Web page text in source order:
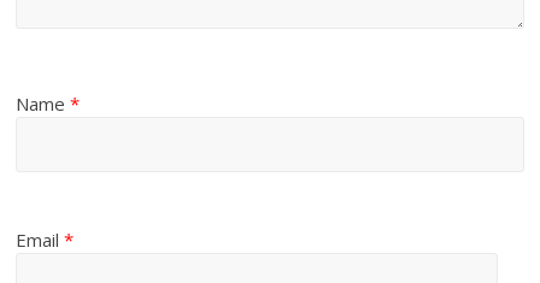
Name*
Email*